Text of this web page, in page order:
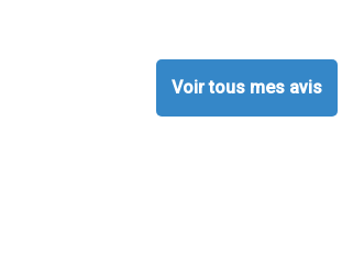
Voir tous mes avis